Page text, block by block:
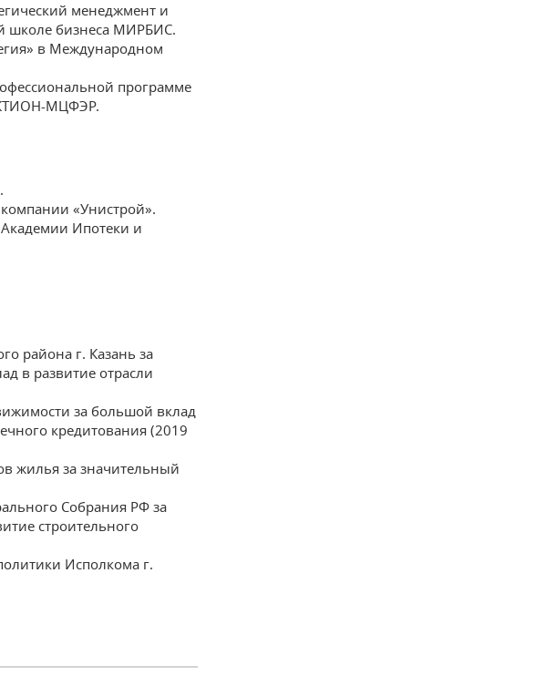
менеджмент и
школе бизнеса МИРБИС.
в Международном
программе
МЦФЭР.
«Унистрой».
Ипотеки и
района г. Казань за
в развитие отрасли
за большой вклад
кредитования (2019
жилья за значительный
Собрания РФ за
строительного
Исполкома г.